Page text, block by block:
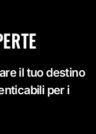
il tuo destino
per i